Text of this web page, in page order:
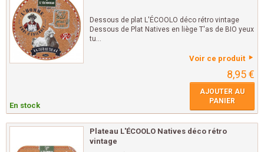
Dessous de plat L'ÉCOOLO déco rétro vintage
Dessous de Plat Natives en liège T'as de BIO yeux
tu...
Voir ce produit
8,95 €
En stock
AJOUTER AU
PANIER
Plateau L'ÉCOOLO Natives déco rétro
vintage